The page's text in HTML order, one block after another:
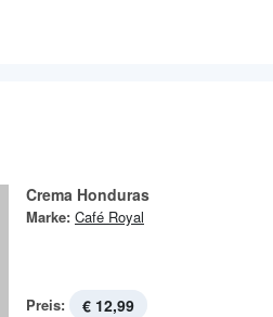
Crema Honduras
Marke: Café Royal
Preis: € 12,99